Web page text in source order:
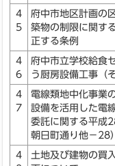
4
5
府中市地区計画の
築物の制限に関す
正する条例
4
6
府中市立学校給食
う厨房設備工事（
4
7
電線類地中化事業
設備を活用した電
委託に関する平成
朝日町通り他－28）
4
土地及び建物の買